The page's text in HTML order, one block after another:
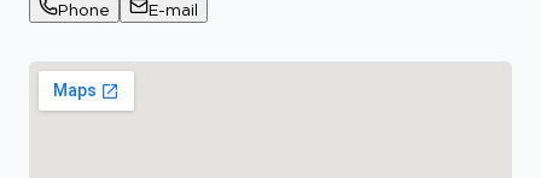
Phone
E-mail